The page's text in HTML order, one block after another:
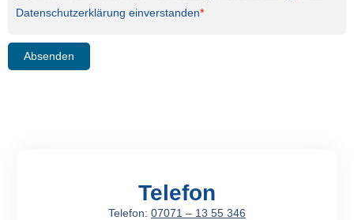
Datenschutzerklärung einverstanden*
Absenden
Telefon
Telefon: 07071 – 13 55 346